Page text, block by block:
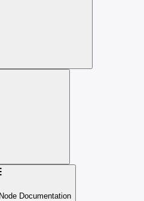
Documentation